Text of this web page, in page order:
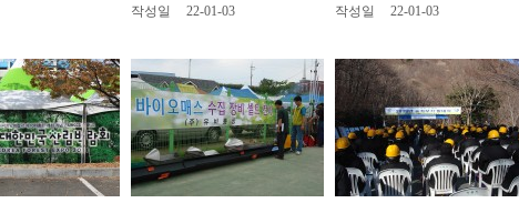
작성일
22-01-03
작성일
22-01-03